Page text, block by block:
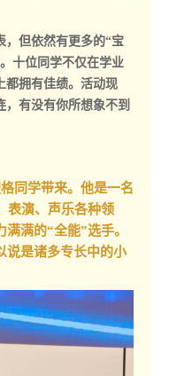
，但依然有更多的“宝
十位同学不仅在学业
都拥有佳绩。活动现
有没有你所想象不到
同学带来。他是一名
表演、声乐各种领
满的“全能”选手。
说是诸多专长中的小